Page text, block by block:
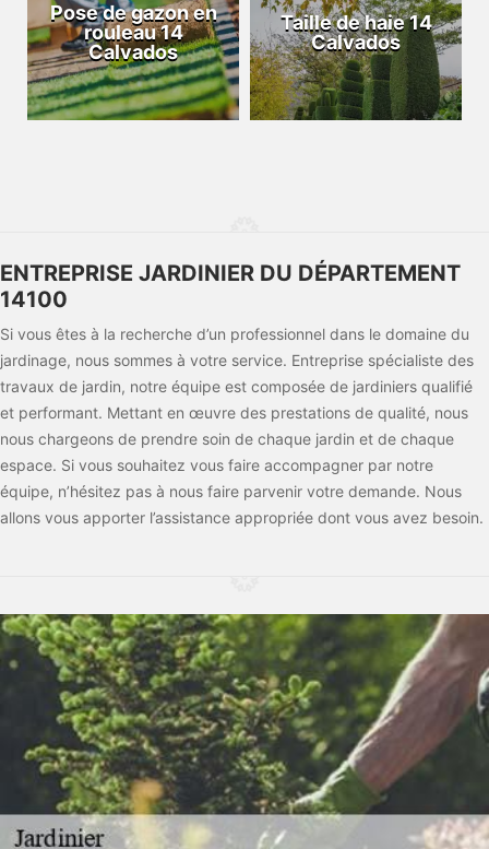
Pose de gazon en
rouleau 14
Calvados
Taille de haie 14
Calvados
ENTREPRISE JARDINIER DU DÉPARTEMENT
14100
Si vous êtes à la recherche d’un professionnel dans le domaine du
jardinage, nous sommes à votre service. Entreprise spécialiste des
travaux de jardin, notre équipe est composée de jardiniers qualifié
et performant. Mettant en œuvre des prestations de qualité, nous
nous chargeons de prendre soin de chaque jardin et de chaque
espace. Si vous souhaitez vous faire accompagner par notre
équipe, n’hésitez pas à nous faire parvenir votre demande. Nous
allons vous apporter l’assistance appropriée dont vous avez besoin.